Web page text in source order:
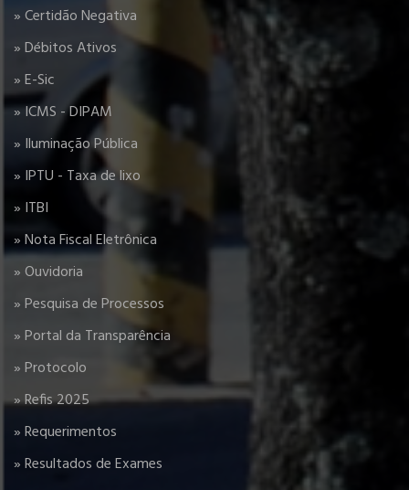
» Certidão Negativa
» Débitos Ativos
» E-Sic
» ICMS - DIPAM
» Iluminação Pública
» IPTU - Taxa de lixo
» ITBI
» Nota Fiscal Eletrônica
» Ouvidoria
» Pesquisa de Processos
» Portal da Transparência
» Protocolo
» Refis 2025
» Requerimentos
» Resultados de Exames